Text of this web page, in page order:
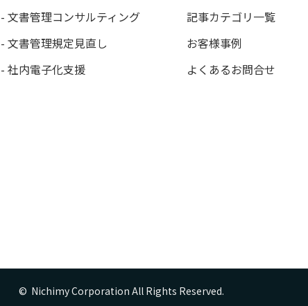
- 文書管理コンサルティング
- 文書管理規定見直し
- 社内電子化支援
記事カテゴリ一覧
お客様事例
よくあるお問合せ
©  Nichimy Corporation All Rights Reserved.